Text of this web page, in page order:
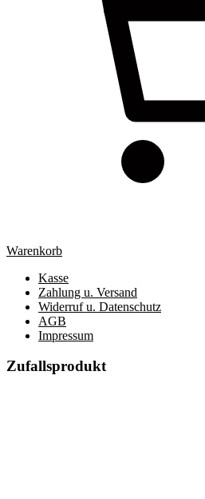
Warenkorb
Kasse
Zahlung u. Versand
Widerruf u. Datenschutz
AGB
Impressum
Zufallsprodukt